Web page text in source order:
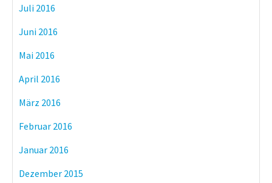
Juli 2016
Juni 2016
Mai 2016
April 2016
März 2016
Februar 2016
Januar 2016
Dezember 2015